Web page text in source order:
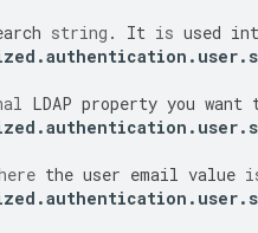
string . It is used
.authentication . user.
LDAP property you want
.authentication . user.
the user email value
.authentication . user.